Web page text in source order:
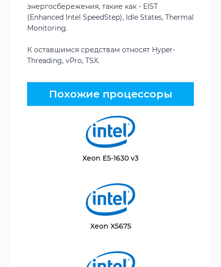
энергосбережения, такие как - EIST
(Enhanced Intel SpeedStep), Idle States, Thermal
Monitoring.
К оставшимся средствам относят Hyper-
Threading, vPro, TSX.
Похожие процессоры
Xeon E5-1630 v3
Xeon X5675